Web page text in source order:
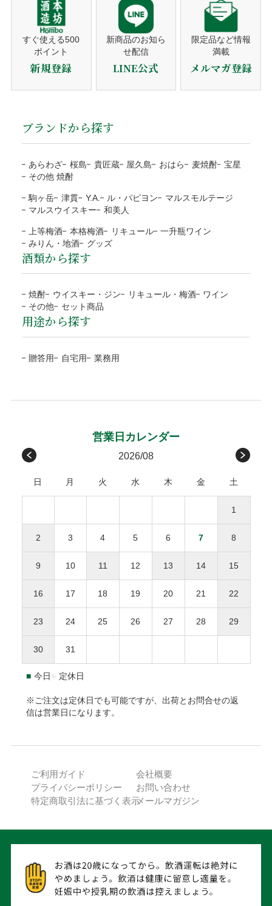
熨斗対応 ギフト対応の商品のみ、買い物カゴに入れた後、
備考欄にご記入ください。
のしの種類 お歳暮・お中元・お祝いetc
包装・メッセージカードをご希望の方は、商品をカ
※箱なしの商品など、熨斗を含めて、単体ではギフト対応がで
ラッピング
無料
目的やお相手に合わせて選べる
4種類のラッピング
当店オリジナル(汎
用)
包装紙B
メッセージカード
無料
お母さんいつもありがとう
お父さんいつもありがとう
注文確認メール
ご購入後、すぐに自動送信。
営業日（平日）に発送日をご連絡。
商品の発送
平日10時までのご注文は当日発送。
発送後、送り状番号をご連絡。
送り状番号から商品の追跡が可能。
なります。
応となります。
到着日に指定がない場合、最短日程での発送となりま
なります。
お支払方法が前払「銀行振込・コンビニ決済(払込票)」
の場合、ご入金確認後の発送。
注文者名がカード名義人でないものは決済をお断りす
る事がございます。
代金引換
ご注文確認後に最短発送。代金は商品受取時に配送員にお支
代引手数料330円はお客様ご負担になります。
断りする場合がございます。
商品合計額 代引き手数料
9,999円(税込)以下
330円
10,000円(税込)以上
NP後払い
ご注文確認後に最短発送。商品の到着を確認してから、「コ
ますので、発行から14日以内にお支払いをお願いします。お
※１万円以上の購入は当社負担
請求書は、商品とは別に郵送されます、発行から14日
9,999円(税込)以下
277円
10,000円(税込)以上
無料
払いサービスが適用され、同社へ代金債権を譲渡します。
後払い利用規約及び同社のプライバシーポリシーに同意し
て、後払いサービスをご選択下さい。
ご利用限度額は累計残高で55,000円（税込）迄です。詳細は
下記URLからご確認下さい。
https://np-atobarai.jp/about/
用下さい。
※弊社は未成年者に酒類を販売いたしません。
ご注文確認後に最短発送。PayPayアカウントをお持ちの方で
あれば、ご利用可能です。
ご注文日から発送日までの期間が30日を超える場合、
ご利用できません。
本坊酒造のポイントの他にPayPayポイントが付与され
ます。
地域 都道府県 送料
北海道 北海道
東北
青森、岩手、宮城、秋田、
山形、福島
関東/信越
茨城、栃木、群馬、埼玉、
千葉、東京、神奈川、
新潟、山梨、長野
静岡、愛知、三重
徳島、香川、愛媛、高知
九州
福岡、佐賀、長崎、熊本、
450円
ひとつの配達先につき総額1万円以上の商品購入で送料
無料。
※送料や決済手数料は1万円に含まれません
離島地域は通常より3〜7日間程度、お届けに時間がか
１個口となります。
海外への発送はできません。
り返品・交換ポリシーを定めております。
ご注文のキャンセル
商品の発送前、ご入金前でしたら無料で対応いたしますので
ご連絡下さい。
商品の管理には万全を期しておりますが、万が一、お届けし
に当店までご連絡ください。お客様にはご負担なく返品・交
換の手続きをさせていただきます。
お客様のご負担はございません。
商品の返送にご協力頂けない場合、連絡なく返送され
た場合、対応をお断りいたします。
運送会社の破損による代品
お客様にご連絡いたします。また商品のお受取りの際に破損
していた場合、その旨を運送会社に伝え、商品の受取拒否
お客様のご負担はございません。
原則として、お客様のご都合による返品・交換、および運送
会社や受取人様が原因でのお届けの遅延による返品は承って
着後3日以内にご連絡をいただいた場合、下記条件で対応さ
をご負担ください。
返品された商品の梱包が開封されていた場合、返金・
交換をお断りいたします。
本坊酒造株式会社 特販課
〒891-0122 鹿児島県鹿児島市南栄3-27
(TEL)050-3530-8482
すぐ使える500
ポイント
新規登録
新商品のお知ら
せ配信
LINE公式
限定品など情報
満載
メルマガ登録
ブランドから探す
あらわざ 桜島 貴匠蔵 屋久島 おはら 麦焼酎
宝星
その他 焼酎
駒ヶ岳 津貫 Y.A. ル・パピヨン
マルスモルテージ
マルスウイスキー
和美人
上等梅酒 本格梅酒 リキュール
一升瓶ワイン
みりん・地酒
グッズ
酒類から探す
焼酎 ウイスキー・ジン リキュール・梅酒
ワイン
その他
セット商品
用途から探す
贈答用 自宅用 業務用
2026/08
日 月 火 水 木 金 土
1
2 3 4 5 6 7 8
9 10 11 12 13 14 15
16 17 18 19 20 21 22
23 24 25 26 27 28 29
30 31
■ 今日 定休日
※ご注文は定休日でも可能ですが、出荷とお問合せの返
信は営業日になります。
ご利用ガイド
会社概要
プライバシーポリシー
お問い合わせ
特定商取引法に基づく表示メールマガジン